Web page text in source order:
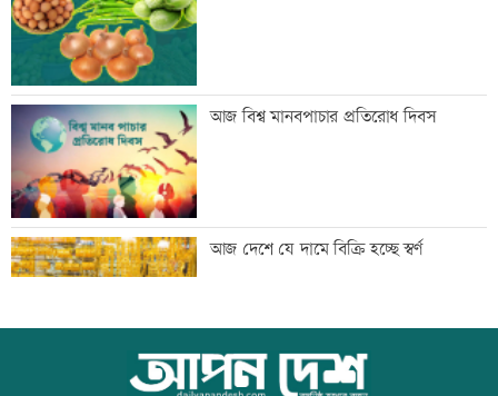
ফ্যাসিবাদের পুনরুত্থান রোধে জাতীয় ঐক্য দৃঢ়
করতে হবে: মাহদী আমিন
মাগুরায় সাকিব আল হাসানের বাড়িতে হামলা
জুলাই সনদ নিয়ে উত্তাল কুড়িগ্রামের রাজপথ
আজ বিশ্ব মানবপাচার প্রতিরোধ দিবস
আজ দেশে যে দামে বিক্রি হচ্ছে স্বর্ণ
আজ বিশ্ব বন্ধু দিবস